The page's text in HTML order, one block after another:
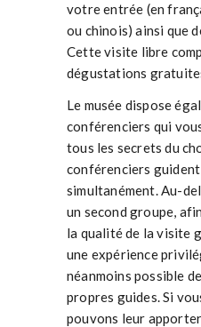
votre entrée (en
ou chinois) ainsi que
Cette visite libre
dégustations
Le musée dispose
conférenciers qui
tous les secrets du
conférenciers
simultanément. Au-
un second groupe,
la qualité de la visite
une expérience
néanmoins possible
propres guides. Si
pouvons leur